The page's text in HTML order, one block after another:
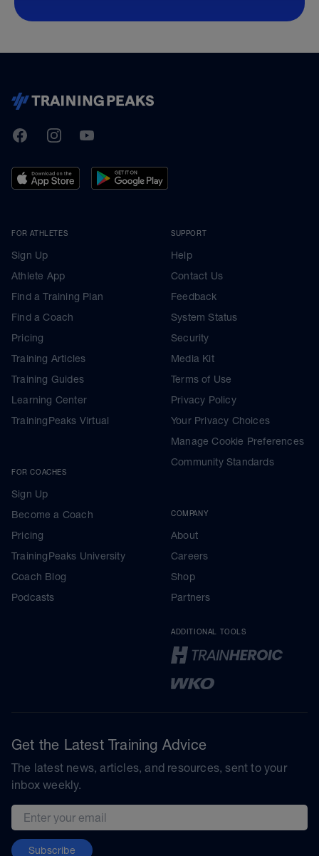
TrainingPeaks
FacebookInstagramYoutube
FOR ATHLETES
Sign Up
Athlete App
Find a Training Plan
Find a Coach
Pricing
Training Articles
Training Guides
Learning Center
TrainingPeaks Virtual
FOR COACHES
Sign Up
Become a Coach
Pricing
TrainingPeaks University
Coach Blog
Podcasts
SUPPORT
Help
Contact Us
Feedback
System Status
Security
Media Kit
Terms of Use
Privacy Policy
Your Privacy Choices
Manage Cookie Preferences
Community Standards
COMPANY
About
Careers
Shop
Partners
ADDITIONAL TOOLS
Get the Latest Training Advice
The latest news, articles, and resources, sent to your
inbox weekly.
Email address
Subscribe